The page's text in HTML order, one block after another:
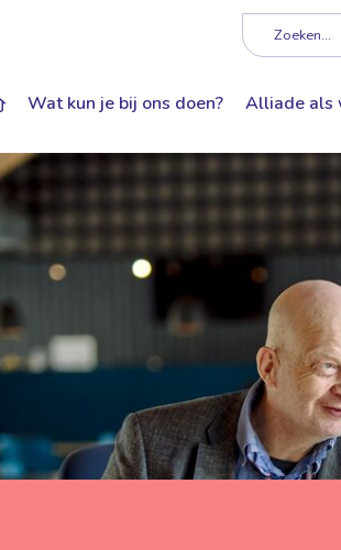
Zoeken...
Wat kun je bij ons doen? Alliade als